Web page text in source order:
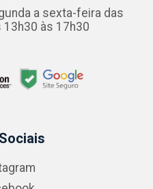
a sexta-feira das
13h30 às 17h30